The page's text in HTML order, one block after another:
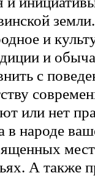
и
и
с
или нет
в народе
А также